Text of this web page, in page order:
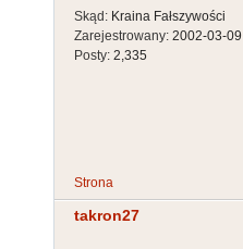
Skąd: Kraina Fałszywości
Zarejestrowany: 2002-03-09
Posty: 2,335
Strona
takron27